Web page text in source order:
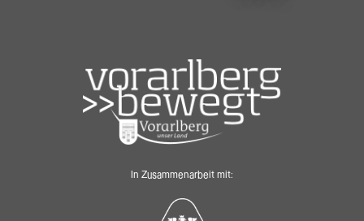
In Zusammenarbeit mit: